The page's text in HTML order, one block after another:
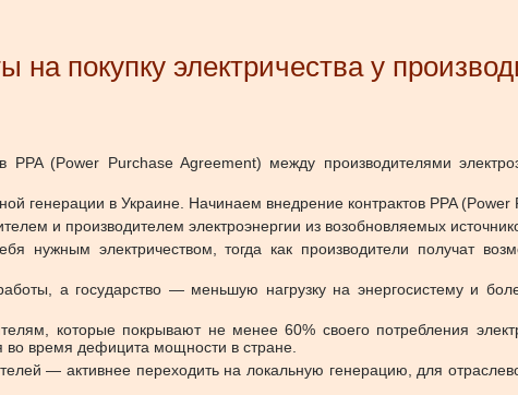
на покупку электричества у
PPA (Power Purchase Agreement) между производителями
генерации в Украине. Начинаем внедрение контрактов PPA
и производителем электроэнергии из возобновляемых
нужным электричеством, тогда как производители получат
а государство — меньшую нагрузку на энергосистему и
которые покрывают не менее 60% своего потребления
во время дефицита мощности в стране.
— активнее переходить на локальную генерацию, для